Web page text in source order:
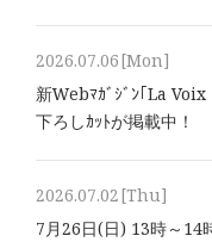
2026.07.06[Mon]
新Webﾏｶﾞｼﾞﾝ｢La Voix
下ろしｶｯﾄが掲載中！
2026.07.02[Thu]
7月26日(日) 13時～14